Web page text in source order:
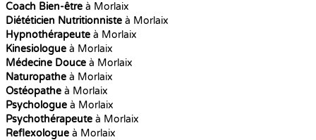
Coach Bien-être à Morlaix
Diététicien Nutritionniste à Morlaix
Hypnothérapeute à Morlaix
Kinesiologue à Morlaix
Médecine Douce à Morlaix
Naturopathe à Morlaix
Ostéopathe à Morlaix
Psychologue à Morlaix
Psychothérapeute à Morlaix
Reflexologue à Morlaix